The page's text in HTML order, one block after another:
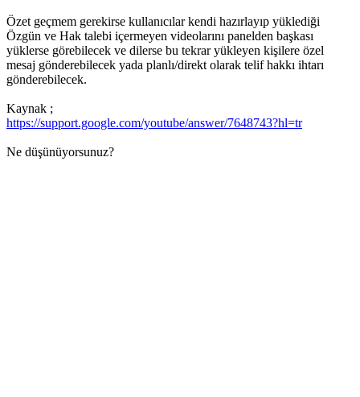
Özet geçmem gerekirse kullanıcılar kendi hazırlayıp yüklediği
Özgün ve Hak talebi içermeyen videolarını panelden başkası
yüklerse görebilecek ve dilerse bu tekrar yükleyen kişilere özel
mesaj gönderebilecek yada planlı/direkt olarak telif hakkı ihtarı
gönderebilecek.
Kaynak ;
https://support.google.com/youtube/answer/7648743?hl=tr
Ne düşünüyorsunuz?